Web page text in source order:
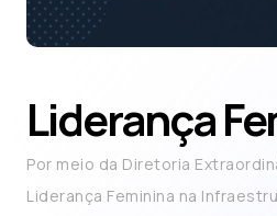
Liderança
Por meio da Diretoria
Liderança Feminina na